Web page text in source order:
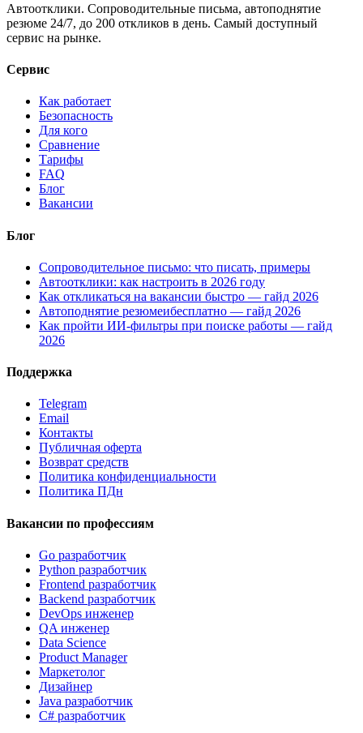
Автоотклики. Сопроводительные письма, автоподнятие
резюме 24/7, до 200 откликов в день. Самый доступный
сервис на рынке.
Сервис
Как работает
Безопасность
Для кого
Сравнение
Тарифы
FAQ
Блог
Вакансии
Блог
Сопроводительное письмо: что писать, примеры
Автоотклики: как настроить в 2026 году
Как откликаться на вакансии быстро — гайд 2026
Автоподнятие резюмеибесплатно — гайд 2026
Как пройти ИИ-фильтры при поиске работы — гайд
2026
Поддержка
Telegram
Email
Контакты
Публичная оферта
Возврат средств
Политика конфиденциальности
Политика ПДн
Вакансии по профессиям
Go разработчик
Python разработчик
Frontend разработчик
Backend разработчик
DevOps инженер
QA инженер
Data Science
Product Manager
Маркетолог
Дизайнер
Java разработчик
C# разработчик